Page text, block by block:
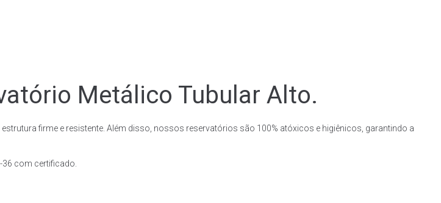
Metálico Tubular Alto.
firme e resistente. Além disso, nossos reservatórios são 100% atóxicos e higiênicos, garantindo a
com certificado.